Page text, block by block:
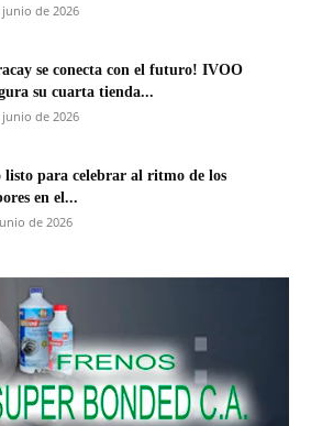
junio de 2026
se conecta con el futuro! IVOO
su cuarta tienda...
junio de 2026
listo para celebrar al ritmo de los
en el...
de 2026